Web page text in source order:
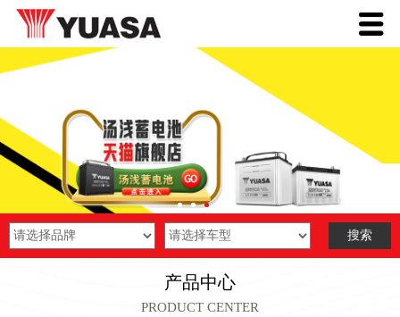
产品中心
PRODUCT CENTER